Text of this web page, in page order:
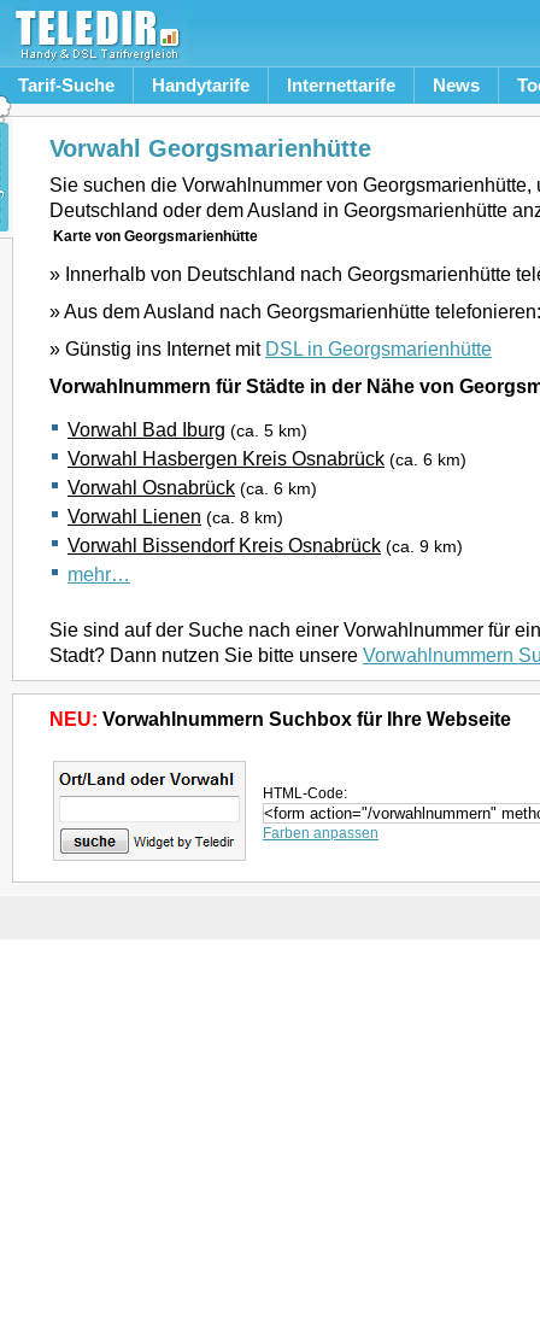
Tarif-Suche Handytarife Internettarife News
Vorwahl Georgsmarienhütte
Sie suchen die Vorwahlnummer von Georgsmarienhütte,
Deutschland oder dem Ausland in Georgsmarienhütte
Karte von Georgsmarienhütte
» Innerhalb von Deutschland nach Georgsmarienhütte
» Aus dem Ausland nach Georgsmarienhütte
» Günstig ins Internet mit DSL in Georgsmarienhütte
Vorwahlnummern für Städte in der Nähe von
Vorwahl Bad Iburg (ca. 5 km)
Vorwahl Hasbergen Kreis Osnabrück (ca. 6 km)
Vorwahl Osnabrück (ca. 6 km)
Vorwahl Lienen (ca. 8 km)
Vorwahl Bissendorf Kreis Osnabrück (ca. 9 km)
mehr…
Sie sind auf der Suche nach einer Vorwahlnummer für
Stadt? Dann nutzen Sie bitte unsere Vorwahlnummern
NEU: Vorwahlnummern Suchbox für Ihre Webseite
HTML-Code:
Farben anpassen